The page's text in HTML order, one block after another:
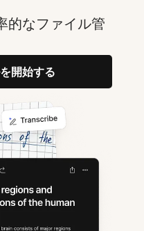
的なファイル管
開始する